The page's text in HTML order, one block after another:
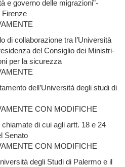
e governo delle migrazioni”-
Firenze
di collaborazione tra l’Università
del Consiglio dei Ministri-
per la sicurezza
dell’Università degli studi di
CON MODIFICHE
di cui agli artt. 18 e 24
Senato
CON MODIFICHE
degli Studi di Palermo e il